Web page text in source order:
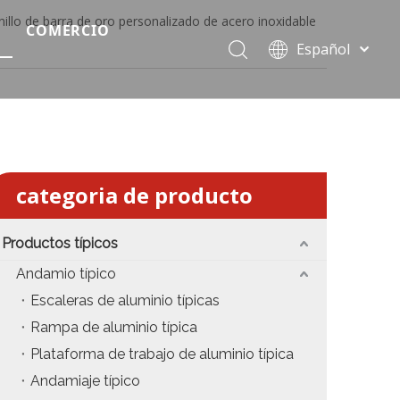
COMERCIO
Precio del armazón de iluminación estándar
Precio de productos relevantes de armadura
Precio de iluminación de escenario
Precio del sonido del escenario
Precio de necesidades de eventos
Español
Pусский
简体中文
de barra de oro personalizado de acero inoxidable
categoria de producto
Productos típicos
Andamio típico
Escaleras de aluminio típicas
Rampa de aluminio típica
Plataforma de trabajo de aluminio típica
Andamiaje típico